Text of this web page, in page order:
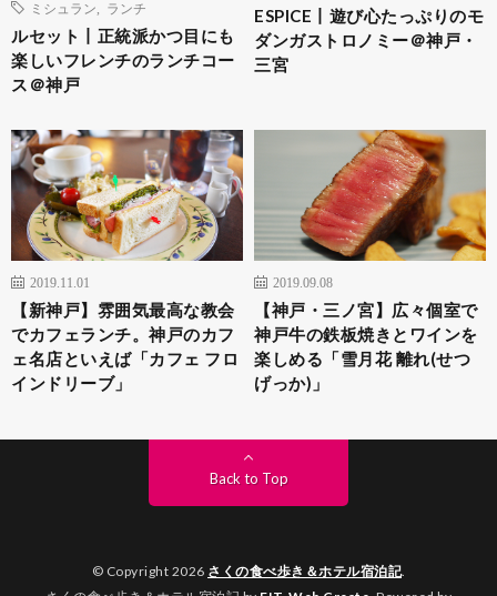
ミシュラン
ランチ
ルセット丨正統派かつ目にも
楽しいフレンチのランチコー
ス＠神戸
ESPICE丨遊び心たっぷりのモ
ダンガストロノミー＠神戸・
三宮
2019.11.01
【新神戸】雰囲気最高な教会
でカフェランチ。神戸のカフ
ェ名店といえば「カフェ フロ
インドリーブ」
2019.09.08
【神戸・三ノ宮】広々個室で
神戸牛の鉄板焼きとワインを
楽しめる「雪月花 離れ(せつ
げっか)」
Back to Top
© Copyright 2026 さくの食べ歩き＆ホテル宿泊記.